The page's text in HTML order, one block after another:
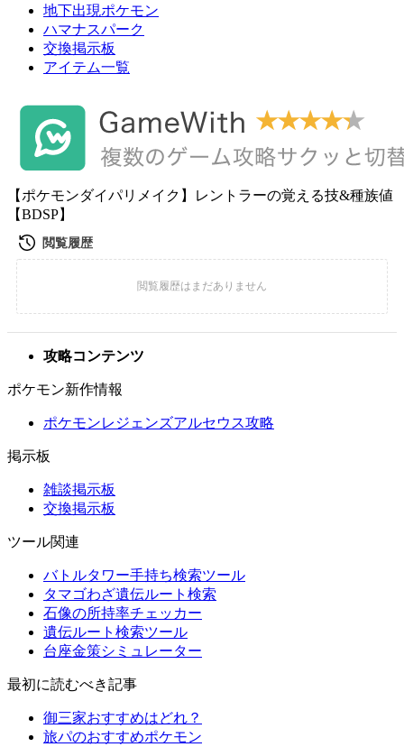
地下出現ポケモン
ハマナスパーク
交換掲示板
アイテム一覧
【ポケモンダイパリメイク】レントラーの覚える技&種族値
【BDSP】
攻略コンテンツ
ポケモン新作情報
ポケモンレジェンズアルセウス攻略
掲示板
雑談掲示板
交換掲示板
ツール関連
バトルタワー手持ち検索ツール
タマゴわざ遺伝ルート検索
石像の所持率チェッカー
遺伝ルート検索ツール
台座金策シミュレーター
最初に読むべき記事
御三家おすすめはどれ？
旅パのおすすめポケモン